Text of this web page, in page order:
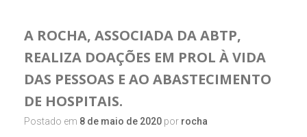
A ROCHA, ASSOCIADA DA ABTP,
REALIZA DOAÇÕES EM PROL À VIDA
DAS PESSOAS E AO ABASTECIMENTO
DE HOSPITAIS.
Postado em 8 de maio de 2020 por rocha